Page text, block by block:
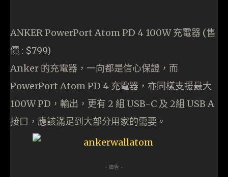
ANKER PowerPort Atom PD 4 100W 充電器 (售
價 : $799)
Anker 的充電器，一向都是信心保證，而
PowerPort Atom PD 4 充電器，亦同樣支援最大
100W PD，輸出，更有 2 組 USB-C 及 2組 USB A
接口，應該滿足到大部分用家的需要。
- 廣告 -